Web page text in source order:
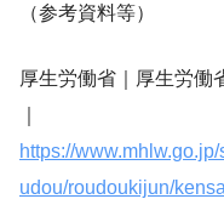
（参考資料等）
厚生労働省｜厚生労働
https://
udou/roudoukijun/